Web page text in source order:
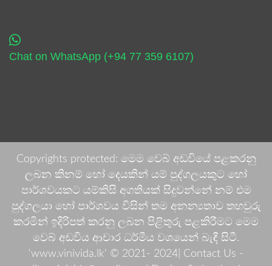
Chat on WhatsApp (+94 77 359 6107)
Copyrights protected: මෙම වෙබ් අඩවියේ පළකරනු
ලබන කිනම් හෝ දෙයකින් යම් පුද්ගලයකුට හෝ
පාර්ශවයකට යම්කිසි අගතියක් සිදුවන්නේ නම් එම
පුද්ගලයා හෝ පාර්ශවය විසින් තම අනන්‍යතාව තහවුරු
කරමින් ඉදිරිපත් කරනු ලබන පිළිතුරු පළකිරීමට මෙම
වෙබ් අඩවිය ආචාර ධර්මීය වශයෙන් බැඳී සිටී.
'www.vinivida.lk' © 2021- 2024| Contact Us -